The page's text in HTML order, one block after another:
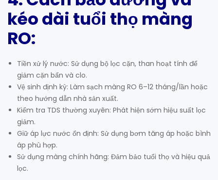
kéo dài tuổi thọ màng
RO:
Tiền xử lý nước: Sử dụng bộ lọc cặn, than hoạt tính để
giảm cặn bẩn và clo.
Vệ sinh định kỳ: Làm sạch màng RO 6–12 tháng/lần hoặc
theo hướng dẫn nhà sản xuất.
Kiểm tra TDS thường xuyên: Phát hiện sớm hiệu suất lọc
giảm.
Giữ áp lực nước ổn định: Sử dụng bơm tăng áp hoặc bình
áp phù hợp.
Sử dụng màng chính hãng: Đảm bảo tuổi thọ và hiệu quả
lọc.